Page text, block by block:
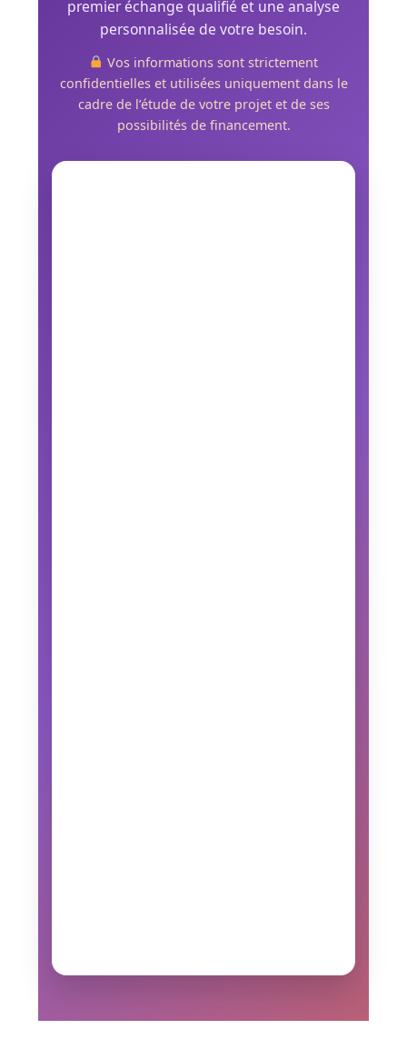
premier échange qualifié et une analyse
personnalisée de votre besoin.
Vos informations sont strictement
confidentielles et utilisées uniquement dans le
cadre de l’étude de votre projet et de ses
possibilités de financement.